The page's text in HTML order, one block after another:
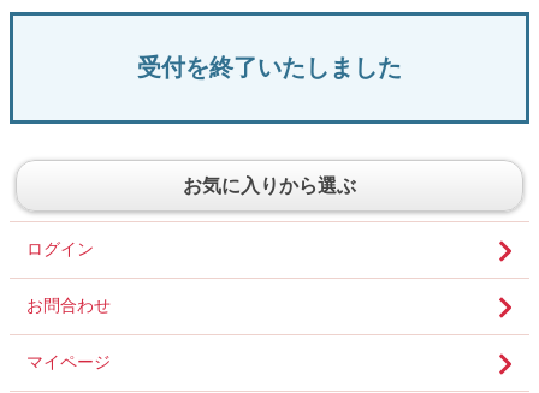
受付を終了いたしました
お気に入りから選ぶ
ログイン
お問合わせ
マイページ